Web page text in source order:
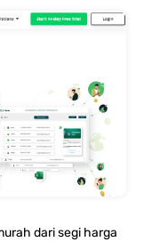
dari segi harga